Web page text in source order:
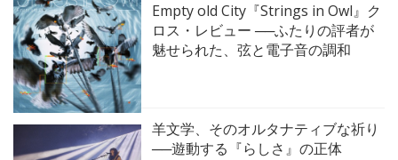
Empty old City『Strings in Owl』ク
ロス・レビュー ──ふたりの評者が
魅せられた、弦と電子音の調和
羊文学、そのオルタナティブな祈り
──遊動する『らしさ』の正体